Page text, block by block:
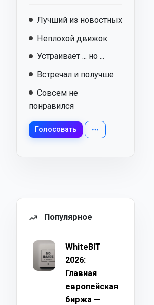
Лучший из новостных
Неплохой движок
Устраивает ... но ...
Встречал и получше
Совсем не
понравился
Голосовать
Популярное
WhiteBIT
2026:
Главная
европейская
биржа —